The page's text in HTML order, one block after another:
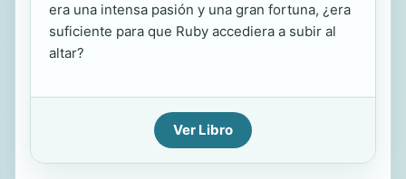
era una intensa pasión y una gran fortuna, ¿era
suficiente para que Ruby accediera a subir al
altar?
Ver Libro